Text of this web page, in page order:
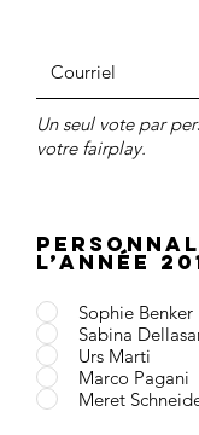
l’année
Sophie Benker
Sabina
Urs Marti
Marco Pagani
Meret
Un seul vote par
votre fairplay.